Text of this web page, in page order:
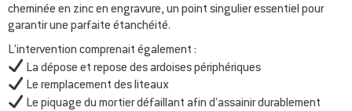
cheminée en zinc en engravure, un point singulier essentiel pour
garantir une parfaite étanchéité.
L’intervention comprenait également :
La dépose et repose des ardoises périphériques
Le remplacement des liteaux
Le piquage du mortier défaillant afin d’assainir durablement